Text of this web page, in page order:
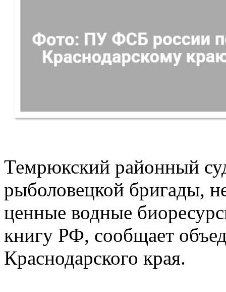
Темрюкский районный
рыболовецкой бригады,
ценные водные
книгу РФ, сообщает
Краснодарского края.